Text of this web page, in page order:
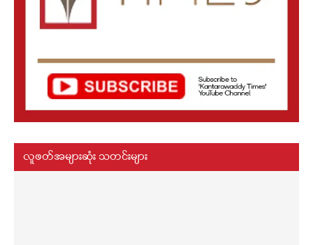
လူဖတ်အများဆုံး သတင်းများ